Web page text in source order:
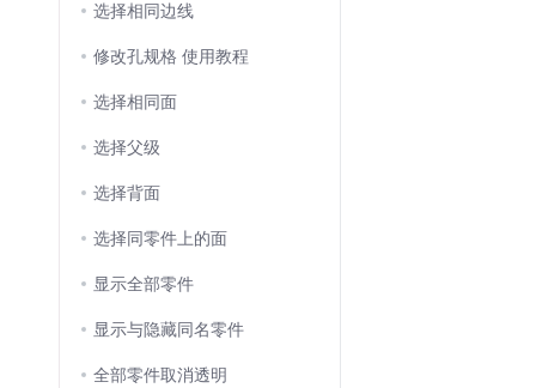
选择相同边线
修改孔规格 使用教程
选择相同面
选择父级
选择背面
选择同零件上的面
显示全部零件
显示与隐藏同名零件
全部零件取消透明